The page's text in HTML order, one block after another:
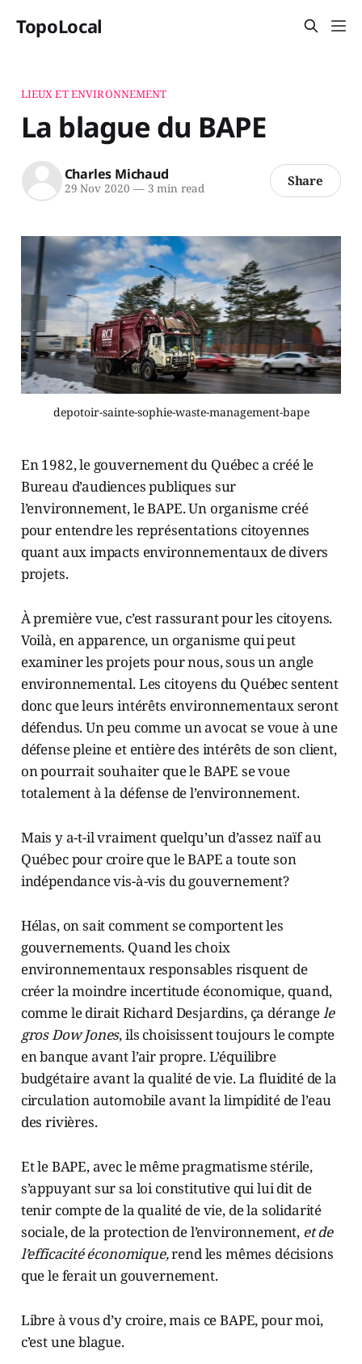
TopoLocal
LIEUX ET ENVIRONNEMENT
La blague du BAPE
Charles Michaud
29 Nov 2020 —3 min read Share
depotoir-sainte-sophie-waste-management-bape
En 1982, le gouvernement du Québec a créé le
Bureau d’audiences publiques sur
l’environnement, le BAPE. Un organisme créé
pour entendre les représentations citoyennes
quant aux impacts environnementaux de divers
projets.
À première vue, c’est rassurant pour les citoyens.
Voilà, en apparence, un organisme qui peut
examiner les projets pour nous, sous un angle
environnemental. Les citoyens du Québec sentent
donc que leurs intérêts environnementaux seront
défendus. Un peu comme un avocat se voue à une
défense pleine et entière des intérêts de son client,
on pourrait souhaiter que le BAPE se voue
totalement à la défense de l’environnement.
Mais y a-t-il vraiment quelqu’un d’assez naïf au
Québec pour croire que le BAPE a toute son
indépendance vis-à-vis du gouvernement?
Hélas, on sait comment se comportent les
gouvernements. Quand les choix
environnementaux responsables risquent de
créer la moindre incertitude économique, quand,
comme le dirait Richard Desjardins, ça dérangele
gros Dow Jones, ils choisissent toujours le compte
en banque avant l’air propre. L’équilibre
budgétaire avant la qualité de vie. La fluidité de la
circulation automobile avant la limpidité de l’eau
des rivières.
Et le BAPE, avec le même pragmatisme stérile,
s’appuyant sur sa loi constitutive qui lui dit de
tenir compte de la qualité de vie, de la solidarité
sociale, de la protection de l’environnement, et de
l’efficacité économique,rend les mêmes décisions
que le ferait un gouvernement.
Libre à vous d’y croire, mais ce BAPE, pour moi,
c’est une blague.